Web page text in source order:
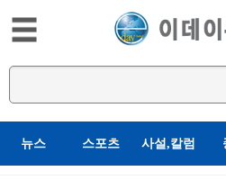
뉴스 스포츠 사설,칼럼